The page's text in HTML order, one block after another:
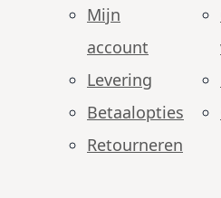
Mijn
account
Levering
Betaalopties
Retourneren